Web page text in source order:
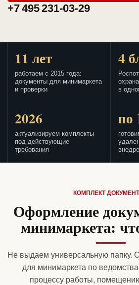
+7 495 231-03-29
11 лет
работаем с 2015 года:
документы для минимаркета
и проверки
4
в
2026
актуализируем комплекты
под действующие
требования
по
КОМПЛЕКТ
Оформление
минимаркета:
Не выдаем универсальную папку.
для минимаркета по
процессу работы,